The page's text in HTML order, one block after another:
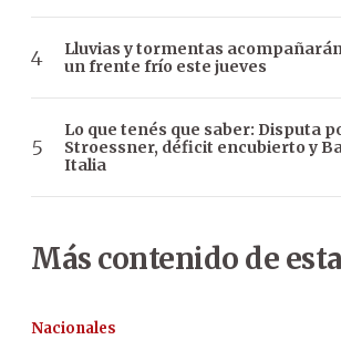
Lluvias y tormentas
un frente frío este jueves
Lo que tenés que saber: Disputa
Stroessner, déficit encubierto y
Italia
Más contenido de
Nacionales